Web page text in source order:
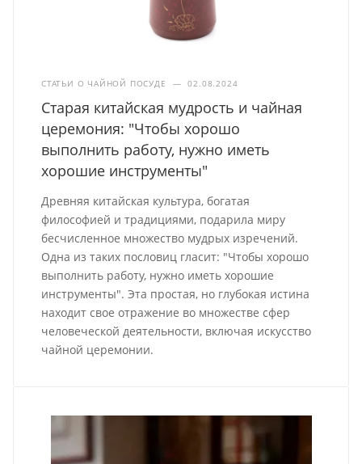
СТАТЬИ О ЧАЙНОЙ ПОСУДЕ — 02.08.2024
Старая китайская мудрость и чайная
церемония: "Чтобы хорошо
выполнить работу, нужно иметь
хорошие инструменты"
Древняя китайская культура, богатая
философией и традициями, подарила миру
бесчисленное множество мудрых изречений.
Одна из таких пословиц гласит: "Чтобы хорошо
выполнить работу, нужно иметь хорошие
инструменты". Эта простая, но глубокая истина
находит свое отражение во множестве сфер
человеческой деятельности, включая искусство
чайной церемонии.